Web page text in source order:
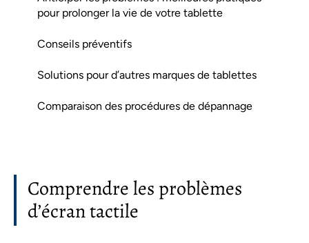
pour prolonger la vie de votre tablette
Conseils préventifs
Solutions pour d’autres marques de tablettes
Comparaison des procédures de dépannage
Comprendre les problèmes
d’écran tactile